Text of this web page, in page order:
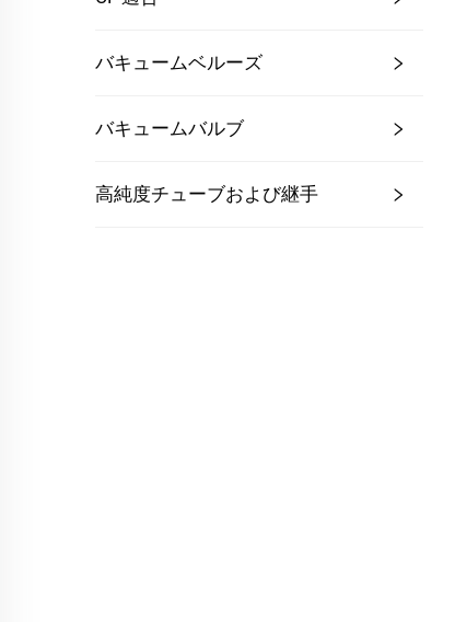
バキュームベルーズ
バキュームバルブ
高純度チューブおよび継手